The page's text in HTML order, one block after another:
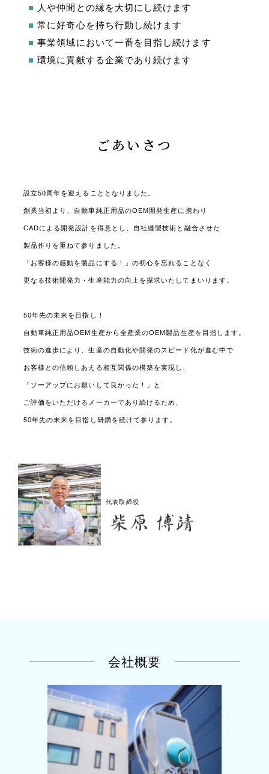
■ 人や仲間との縁を大切にし続けます
■ 常に好奇心を持ち行動し続けます
■ 事業領域において一番を目指し続けます
■ 環境に貢献する企業であり続けます
ごあいさつ
設立50周年を迎えることとなりました。
創業当初より、自動車純正用品のOEM開発生産に携わり
CADによる開発設計を得意とし、自社縫製技術と融合させた
製品作りを重ねて参りました。
「お客様の感動を製品にする！」の初心を忘れることなく
更なる技術開発力・生産能力の向上を探求いたしてまいります。
50年先の未来を目指し！
自動車純正用品OEM生産から全産業のOEM製品生産を目指します。
技術の進歩により、生産の自動化や開発のスピード化が進む中で
お客様との信頼しあえる相互関係の構築を実現し、
「ソーアップにお願いして良かった！」と
ご評価をいただけるメーカーであり続けるため、
50年先の未来を目指し研鑽を続けて参ります。
代表取締役
会社概要